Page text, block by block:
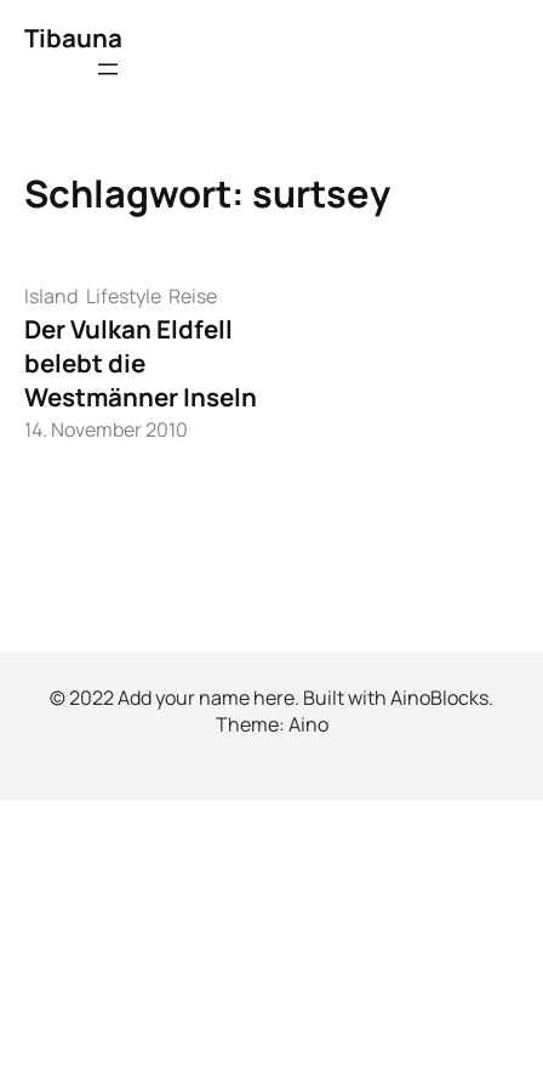
Inhalt
Tibauna
Schlagwort: surtsey
Island Lifestyle Reise
Der Vulkan Eldfell
belebt die
Westmänner Inseln
14. November 2010
© 2022 Add your name here. Built withAinoBlocks.
Theme:Aino